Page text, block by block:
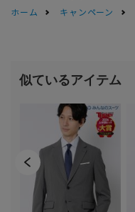
ホーム
キャンペーン